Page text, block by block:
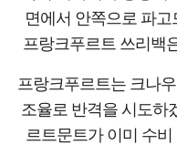
면에서 안쪽으로 파
프랑크푸르트 쓰리백
프랑크푸르트는 크나
조율로 반격을 시도하
르트문트가 이미 수